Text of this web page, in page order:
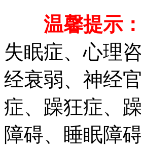
温馨提示：
失眠症、心理
经衰弱、神经
症、躁狂症、
障碍、睡眠障